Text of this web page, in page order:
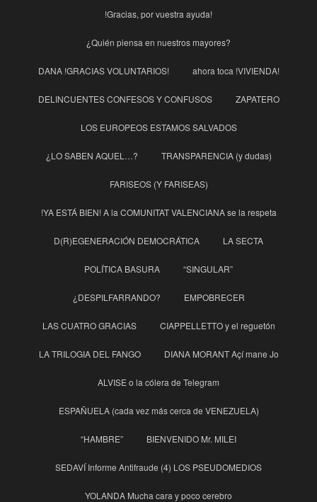
!Gracias, por vuestra ayuda!
¿Quién piensa en nuestros mayores?
DANA !GRACIAS VOLUNTARIOS! ahora toca !VIVIENDA!
DELINCUENTES CONFESOS Y CONFUSOS ZAPATERO
LOS EUROPEOS ESTAMOS SALVADOS
¿LO SABEN AQUEL…? TRANSPARENCIA (y dudas)
FARISEOS (Y FARISEAS)
!YA ESTÁ BIEN! A la COMUNITAT VALENCIANA se la respeta
D(R)EGENERACIÓN DEMOCRÁTICA LA SECTA
POLÍTICA BASURA “SINGULAR”
¿DESPILFARRANDO? EMPOBRECER
LAS CUATRO GRACIAS CIAPPELLETTO y el reguetón
LA TRILOGIA DEL FANGO DIANA MORANT Açí mane Jo
ALVISE o la cólera de Telegram
ESPAÑUELA (cada vez más cerca de VENEZUELA)
“HAMBRE” BIENVENIDO Mr. MILEI
SEDAVÍ Informe Antifraude (4) LOS PSEUDOMEDIOS
YOLANDA Mucha cara y poco cerebro